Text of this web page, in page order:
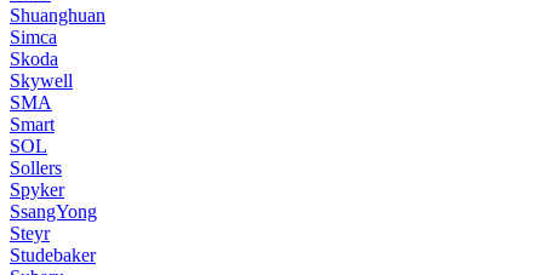
Shuanghuan
Simca
Skoda
Skywell
SMA
Smart
SOL
Sollers
Spyker
SsangYong
Steyr
Studebaker